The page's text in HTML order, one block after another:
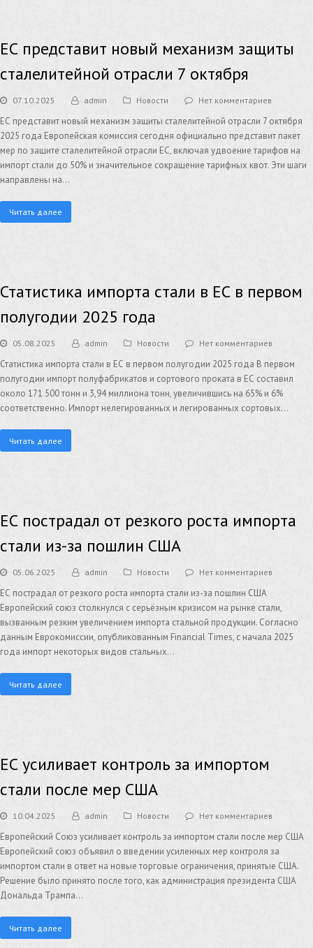
ЕС представит новый механизм защиты
сталелитейной отрасли 7 октября
07.10.2025 admin Новости Нет комментариев
ЕС представит новый механизм защиты сталелитейной отрасли 7 октября
2025 года Европейская комиссия сегодня официально представит пакет
мер по защите сталелитейной отрасли ЕС, включая удвоение тарифов на
импорт стали до 50% и значительное сокращение тарифных квот. Эти шаги
направлены на…
Читать далее
Статистика импорта стали в ЕС в первом
полугодии 2025 года
05.08.2025 admin Новости Нет комментариев
Статистика импорта стали в ЕС в первом полугодии 2025 года В первом
полугодии импорт полуфабрикатов и сортового проката в ЕС составил
около 171 500 тонн и 3,94 миллиона тонн, увеличившись на 65% и 6%
соответственно. Импорт нелегированных и легированных сортовых…
Читать далее
ЕС пострадал от резкого роста импорта
стали из-за пошлин США
05.06.2025 admin Новости Нет комментариев
ЕС пострадал от резкого роста импорта стали из-за пошлин США
Европейский союз столкнулся с серьёзным кризисом на рынке стали,
вызванным резким увеличением импорта стальной продукции. Согласно
данным Еврокомиссии, опубликованным Financial Times, с начала 2025
года импорт некоторых видов стальных…
Читать далее
ЕС усиливает контроль за импортом
стали после мер США
10.04.2025 admin Новости Нет комментариев
Европейский Союз усиливает контроль за импортом стали после мер США
Европейский союз объявил о введении усиленных мер контроля за
импортом стали в ответ на новые торговые ограничения, принятые США.
Решение было принято после того, как администрация президента США
Дональда Трампа…
Читать далее